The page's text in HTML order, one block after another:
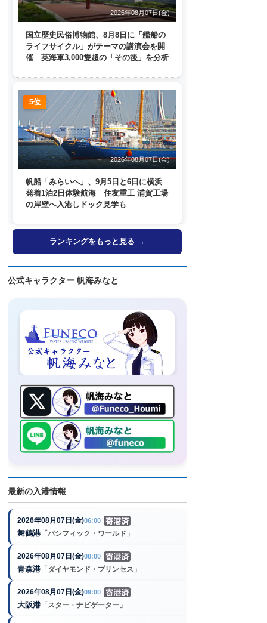
2026年08月07日(金)
国立歴史民俗博物館、8月8日に「艦船の
ライフサイクル」がテーマの講演会を開
催 英海軍3,000隻超の「その後」を分析
5位
2026年08月07日(金)
帆船「みらいへ」、9月5日と6日に横浜
発着1泊2日体験航海 住友重工 浦賀工場
の岸壁へ入港しドック見学も
ランキングをもっと見る →
公式キャラクター 帆海みなと
最新の入港情報
2026年08月07日(金)06:00
舞鶴港 「パシフィック・ワールド」
2026年08月07日(金)08:00
青森港 「ダイヤモンド・プリンセス」
2026年08月07日(金)09:00
大阪港 「スター・ナビゲーター」